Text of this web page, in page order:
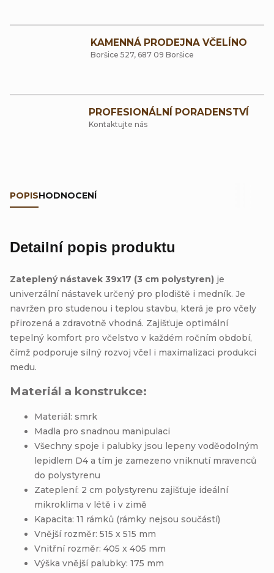
KAMENNÁ PRODEJNA VČELÍNO
Boršice 527, 687 09 Boršice
PROFESIONÁLNÍ PORADENSTVÍ
Kontaktujte nás
POPISHODNOCENÍ
Detailní popis produktu
Zateplený nástavek 39x17 (3 cm polystyren) je
univerzální nástavek určený pro plodiště i medník. Je
navržen pro studenou i teplou stavbu, která je pro včely
přirozená a zdravotně vhodná. Zajišťuje optimální
tepelný komfort pro včelstvo v každém ročním období,
čímž podporuje silný rozvoj včel i maximalizaci produkci
medu.
Materiál a konstrukce:
Materiál: smrk
Madla pro snadnou manipulaci
Všechny spoje i palubky jsou lepeny voděodolným
lepidlem D4 a tím je zamezeno vniknutí mravenců
do polystyrenu
Zateplení: 2 cm polystyrenu zajišťuje ideální
mikroklima v létě i v zimě
Kapacita: 11 rámků (rámky nejsou součástí)
Vnější rozměr: 515 x 515 mm
Vnitřní rozměr: 405 x 405 mm
Výška vnější palubky: 175 mm